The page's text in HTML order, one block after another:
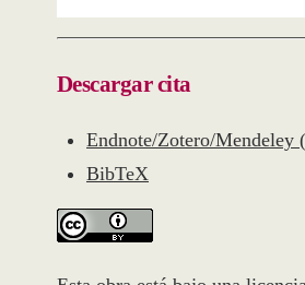
Descargar cita
Endnote/Zotero/Mendeley
BibTeX